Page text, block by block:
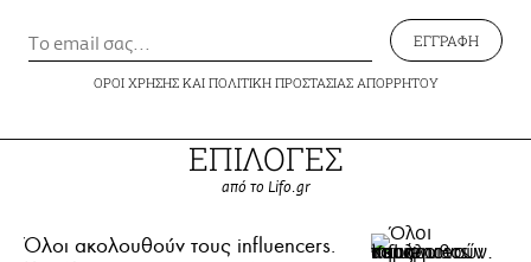
ΕΓΓΡΑΦΗ
ΟΡΟΙ ΧΡΗΣΗΣΚΑΙ ΠΟΛΙΤΙΚΗ ΠΡΟΣΤΑΣΙΑΣ ΑΠΟΡΡΗΤΟΥ
ΕΠΙΛΟΓΕΣ
από το Lifo.gr
Όλοι ακολουθούν τους influencers.